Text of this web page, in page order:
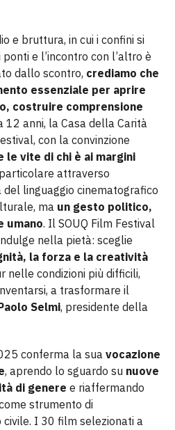
e bruttura, in cui i confini si
e l’incontro con l’altro è
dallo scontro, crediamo che
essenziale per aprire
costruire comprensione
12 anni, la Casa della Carità
con la convinzione
le vite di chi è ai margini
attraverso
del linguaggio cinematografico
ma un gesto politico,
umano. Il SOUQ Film Festival
nella pietà: sceglie
la forza e la creatività
nelle condizioni più difficili,
a trasformare il
Selmi, presidente della
conferma la sua vocazione
, aprendo lo sguardo su nuove
di genere e riaffermando
strumento di
I 30 film selezionati a